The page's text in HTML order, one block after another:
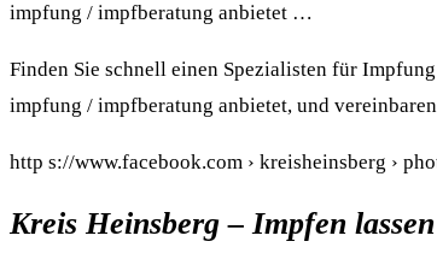
impfung / impfberatung anbietet …
Finden Sie schnell einen Spezialisten für
impfung / impfberatung anbietet, und
http s://www.facebook.com › kreisheinsberg ›
Kreis Heinsberg – Impfen